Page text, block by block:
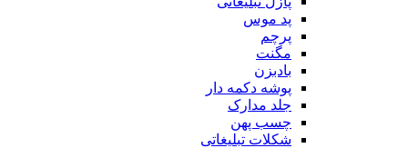
پد موس
پرچم
مگنت
بادبزن
پوشه دکمه دار
جلد مدارک
چسب پهن
شکلات تبلیغاتی